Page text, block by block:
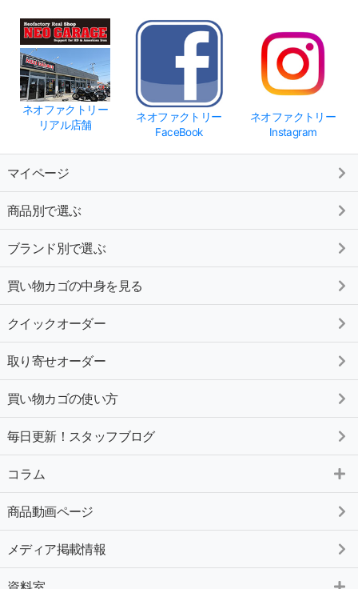
ネオファクトリー
リアル店舗
ネオファクトリー
FaceBook
ネオファクトリー
Instagram
マイページ
商品別で選ぶ
ブランド別で選ぶ
買い物カゴの中身を見る
クイックオーダー
取り寄せオーダー
買い物カゴの使い方
毎日更新！スタッフブログ
コラム
商品動画ページ
メディア掲載情報